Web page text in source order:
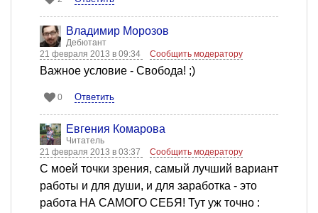
Владимир Морозов
Дебютант
21 февраля 2013 в 09:34
Сообщить модератору
Важное условие - Свобода! ;)
0 Ответить
Евгения Комарова
Читатель
21 февраля 2013 в 03:37
Сообщить модератору
C моей точки зрения, самый лучший вариант
работы и для души, и для заработка - это
работа НА САМОГО СЕБЯ! Тут уж точно :